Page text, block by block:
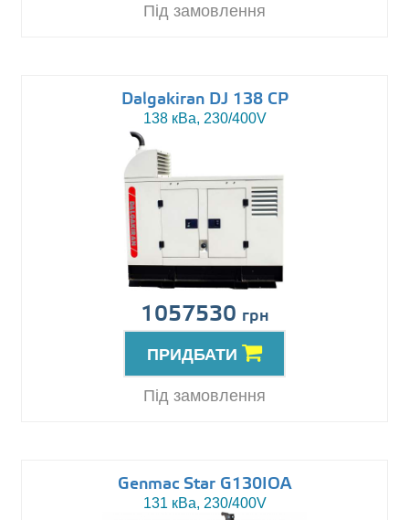
Під замовлення
Dalgakiran DJ 138 CP
138 кВа, 230/400V
1057530 грн
ПРИДБАТИ
Під замовлення
Genmac Star G130IOA
131 кВа, 230/400V